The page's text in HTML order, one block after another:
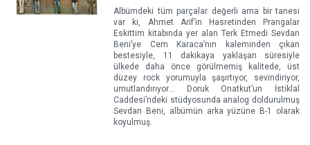
Albümdeki tüm parçalar değerli ama bir tanesi
var ki, Ahmet Arif’in Hasretinden Prangalar
Eskittim kitabında yer alan Terk Etmedi Sevdan
Beni’ye Cem Karaca’nın kaleminden çıkan
bestesiyle, 11 dakikaya yaklaşan süresiyle
ülkede daha önce görülmemiş kalitede, üst
düzey rock yorumuyla şaşırtıyor, sevindiriyor,
umutlandırıyor... Doruk Onatkut’un İstiklal
Caddesi’ndeki stüdyosunda analog doldurulmuş
Sevdan Beni, albümün arka yüzüne B-1 olarak
koyulmuş.